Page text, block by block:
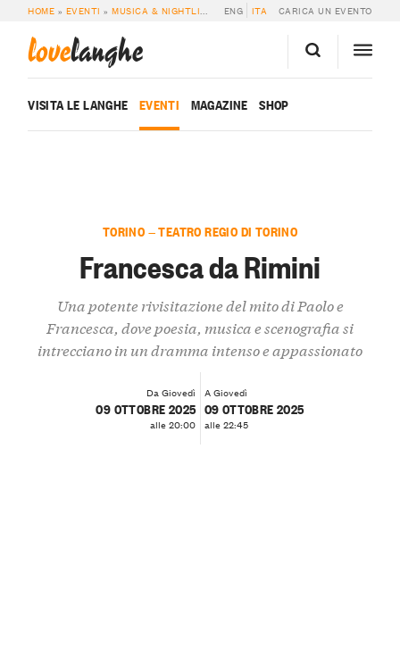
HOME » EVENTI »MUSICA & NIGHTLIFE FRANCESCA DA RIMINI
ENG ITA CARICA UN EVENTO
lovelanghe
VISITA LE LANGHE EVENTI MAGAZINE SHOP
TORINO — TEATRO REGIO DI TORINO
Francesca da Rimini
Una potente rivisitazione del mito di Paolo e
Francesca, dove poesia, musica e scenografia si
intrecciano in un dramma intenso e appassionato
Da Giovedì
09 OTTOBRE 2025
alle 20:00
A Giovedì
09 OTTOBRE 2025
alle 22:45